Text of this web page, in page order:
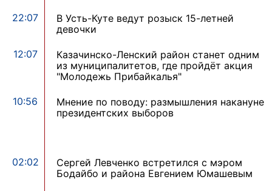
22:07
В Усть-Куте ведут розыск 15-летней
девочки
12:07
Казачинско-Ленский район станет одним
из муниципалитетов, где пройдёт акция
"Молодежь Прибайкалья"
10:56
Мнение по поводу: размышления накануне
президентских выборов
02:02
Сергей Левченко встретился с мэром
Бодайбо и района Евгением Юмашевым